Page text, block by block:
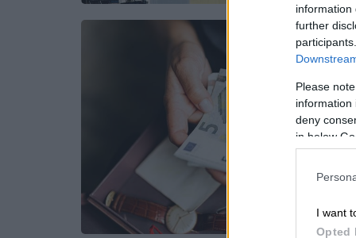
information
further
Please
information
deny
in below
I want
Opted